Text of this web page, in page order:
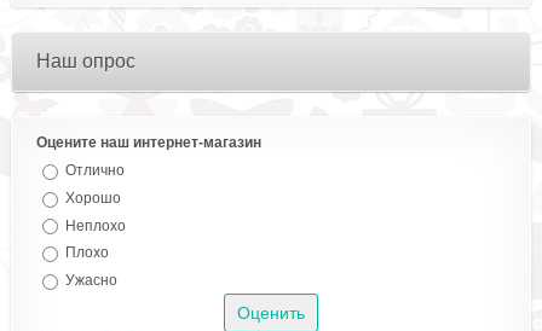
Наш опрос
Оцените наш интернет-магазин
Отлично
Хорошо
Неплохо
Плохо
Ужасно